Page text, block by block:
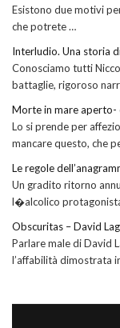
Esistono due motivi
che potrete …
Interludio. Una storia
Conosciamo tutti
battaglie, rigoroso
Morte in mare aperto-
Lo si prende per
mancare questo, che
Le regole
Un gradito ritorno
l�alcolico
Obscuritas – David
Parlare male di David
l’affabilità dimostrata